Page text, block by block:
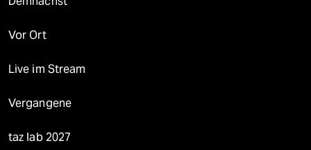
Vor Ort
Live im Stream
Vergangene
taz lab 2027